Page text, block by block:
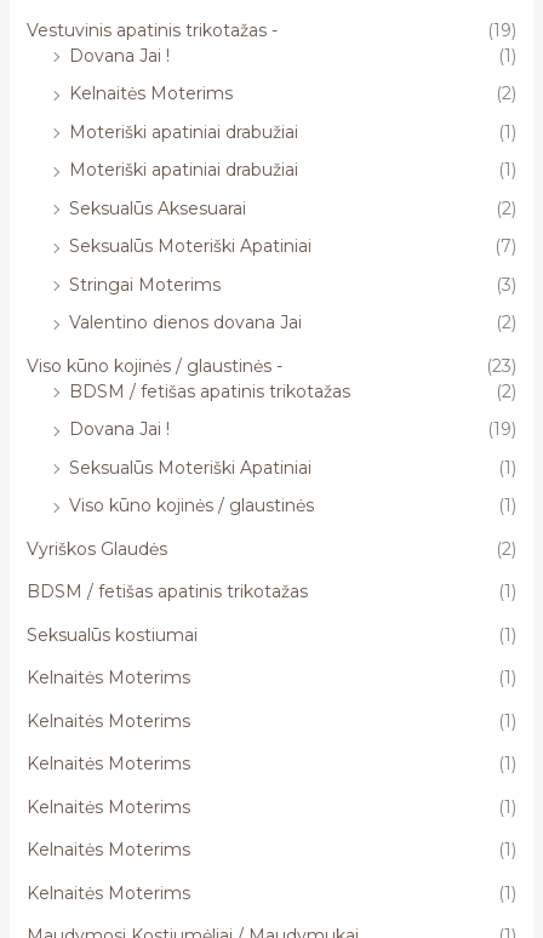
Vestuvinis apatinis trikotažas -
(19)
Dovana Jai !
(1)
Kelnaitės Moterims
(2)
Moteriški apatiniai drabužiai
(1)
Moteriški apatiniai drabužiai
(1)
Seksualūs Aksesuarai
(2)
Seksualūs Moteriški Apatiniai
(7)
Stringai Moterims
(3)
Valentino dienos dovana Jai
(2)
Viso kūno kojinės / glaustinės -
(23)
BDSM / fetišas apatinis trikotažas
(2)
Dovana Jai !
(19)
Seksualūs Moteriški Apatiniai
(1)
Viso kūno kojinės / glaustinės
(1)
Vyriškos Glaudės
(2)
BDSM / fetišas apatinis trikotažas
(1)
Seksualūs kostiumai
(1)
Kelnaitės Moterims
(1)
Kelnaitės Moterims
(1)
Kelnaitės Moterims
(1)
Kelnaitės Moterims
(1)
Kelnaitės Moterims
(1)
Kelnaitės Moterims
(1)